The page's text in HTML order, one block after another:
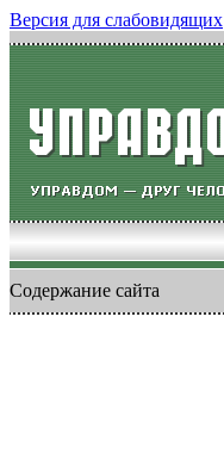
Версия для слабовидящих
Содержание сайта